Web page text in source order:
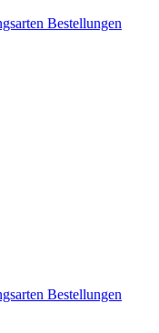
Bestellungen
Bestellungen